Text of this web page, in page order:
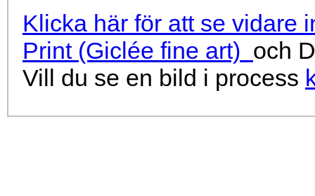
Klicka här för att se vidare
Print (Giclée fine art) och
Vill du se en bild i process